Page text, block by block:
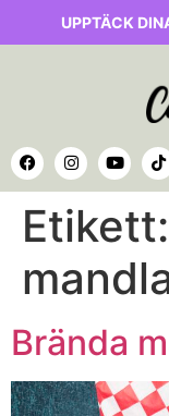
UPPTÄCK
Etikett:
Brända